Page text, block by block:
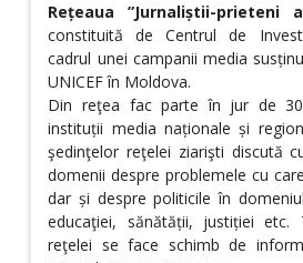
Rețeaua ”Jurnaliștii-prieteni
constituită de Centrul de
cadrul unei campanii media
UNICEF în Moldova.
Din reţea fac parte în jur de
instituții media naționale și
şedinţelor reţelei ziarişti discută
domenii despre problemele cu
dar și despre politicile în
educaţiei, sănătății, justiției etc.
reţelei se face schimb de